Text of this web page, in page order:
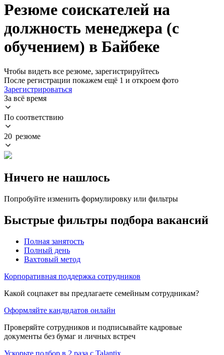
Резюме соискателей на
должность менеджера (с
обучением) в Байбеке
Чтобы видеть все резюме, зарегистрируйтесь
После регистрации покажем ещё 1 и откроем фото
Зарегистрироваться
За всё время
По соответствию
20 резюме
Ничего не нашлось
Попробуйте изменить формулировку или фильтры
Быстрые фильтры подбора вакансий
Полная занятость
Полный день
Вахтовый метод
Корпоративная поддержка сотрудников
Какой соцпакет вы предлагаете семейным сотрудникам?
Оформляйте кандидатов онлайн
Проверяйте сотрудников и подписывайте кадровые
документы без бумаг и личных встреч
Ускорьте подбор в 2 раза с Talantix